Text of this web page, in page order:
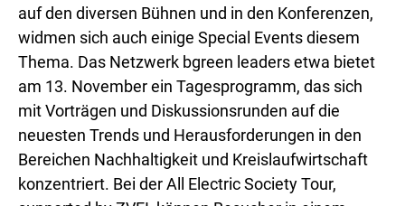
auf den diversen Bühnen und in den Konferenzen,
widmen sich auch einige Special Events diesem
Thema. Das Netzwerk bgreen leaders etwa bietet
am 13. November ein Tagesprogramm, das sich
mit Vorträgen und Diskussionsrunden auf die
neuesten Trends und Herausforderungen in den
Bereichen Nachhaltigkeit und Kreislaufwirtschaft
konzentriert. Bei der All Electric Society Tour,